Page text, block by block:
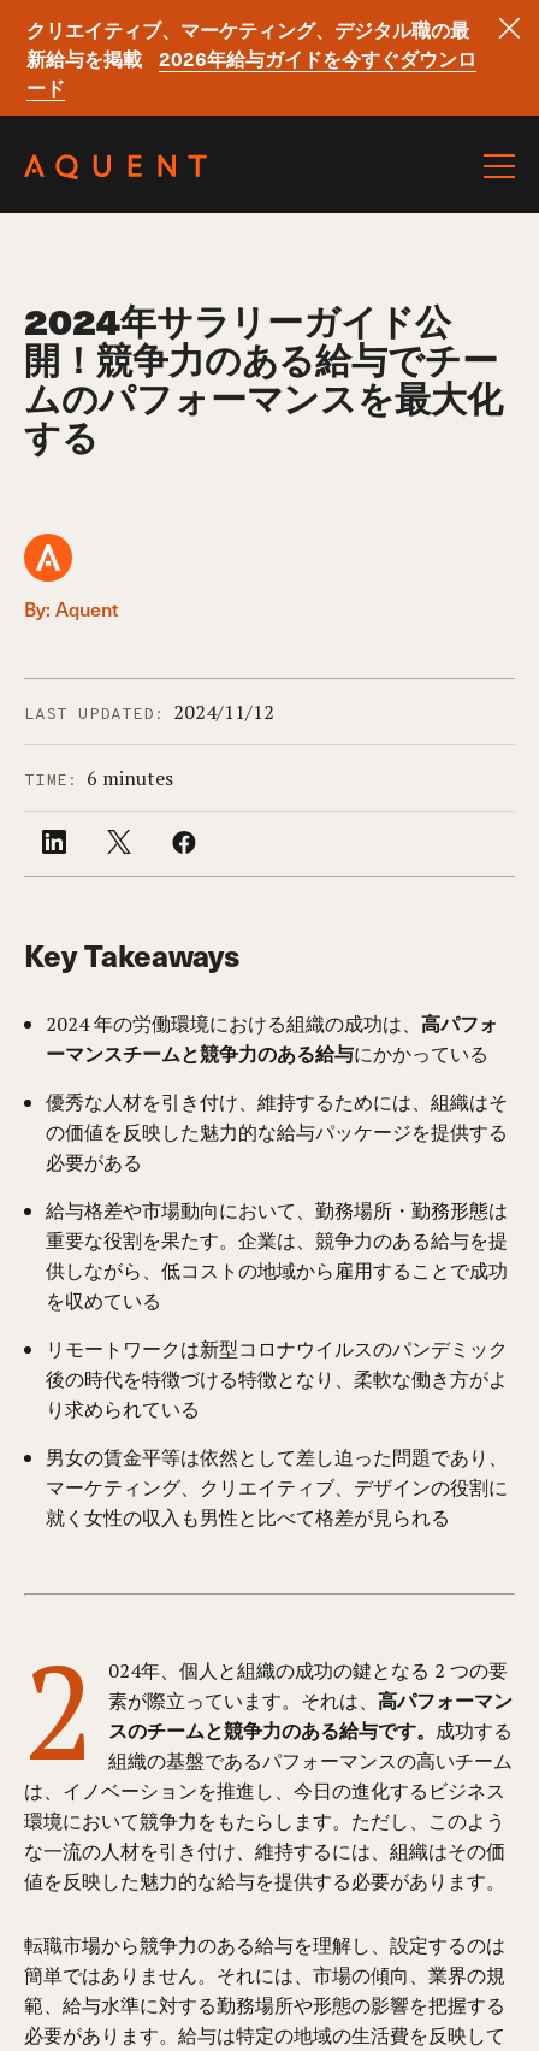
クリエイティブ、マーケティング、デジタル職の最
新給与を掲載
2026年給与ガイドを今すぐダウンロ
ード
2024年サラリーガイド公
開！競争力のある給与でチー
ムのパフォーマンスを最大化
する
By: Aquent
LAST UPDATED: 2024/11/12
TIME: 6 minutes
Key Takeaways
2024 年の労働環境における組織の成功は、 高パフォ
ーマンスチームと競争力のある給与にかかっている
優秀な人材を引き付け、維持するためには、組織はそ
の価値を反映した魅力的な給与パッケージを提供する
必要がある
給与格差や市場動向において、勤務場所・勤務形態は
重要な役割を果たす。企業は、競争力のある給与を提
供しながら、低コストの地域から雇用することで成功
を収めている
リモートワークは新型コロナウイルスのパンデミック
後の時代を特徴づける特徴となり、柔軟な働き方がよ
り求められている
男女の賃金平等は依然として差し迫った問題であり、
マーケティング、クリエイティブ、デザインの役割に
就く女性の収入も男性と比べて格差が見られる
2
024年、個人と組織の成功の鍵となる 2 つの要
素が際立っています。それは、高パフォーマン
スのチームと競争力のある給与です。 成功する
組織の基盤であるパフォーマンスの高いチーム
は、イノベーションを推進し、今日の進化するビジネス
環境において競争力をもたらします。ただし、このよう
な一流の人材を引き付け、維持するには、組織はその価
値を反映した魅力的な給与を提供する必要があります。
転職市場から競争力のある給与を理解し、設定するのは
簡単ではありません。それには、市場の傾向、業界の規
範、給与水準に対する勤務場所や形態の影響を把握する
必要があります。給与は特定の地域の生活費を反映して